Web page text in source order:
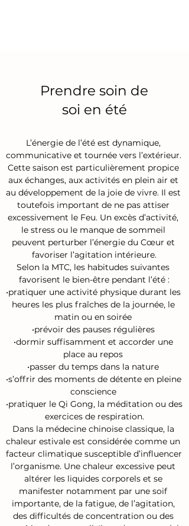
Prendre soin de
soi en été
L’énergie de l’été est dynamique,
communicative et tournée vers l’extérieur.
Cette saison est particulièrement propice
aux échanges, aux activités en plein air et
au développement de la joie de vivre. Il est
toutefois important de ne pas attiser
excessivement le Feu. Un excès d’activité,
le stress ou le manque de sommeil
peuvent perturber l’énergie du Cœur et
favoriser l’agitation intérieure.
Selon la MTC, les habitudes suivantes
favorisent le bien-être pendant l’été :
•pratiquer une activité physique durant les
heures les plus fraîches de la journée, le
matin ou en soirée
•prévoir des pauses régulières
•dormir suffisamment et accorder une
place au repos
•passer du temps dans la nature
•s’offrir des moments de détente en pleine
conscience
•pratiquer le Qi Gong, la méditation ou des
exercices de respiration.
Dans la médecine chinoise classique, la
chaleur estivale est considérée comme un
facteur climatique susceptible d’influencer
l’organisme. Une chaleur excessive peut
altérer les liquides corporels et se
manifester notamment par une soif
importante, de la fatigue, de l’agitation,
des difficultés de concentration ou des